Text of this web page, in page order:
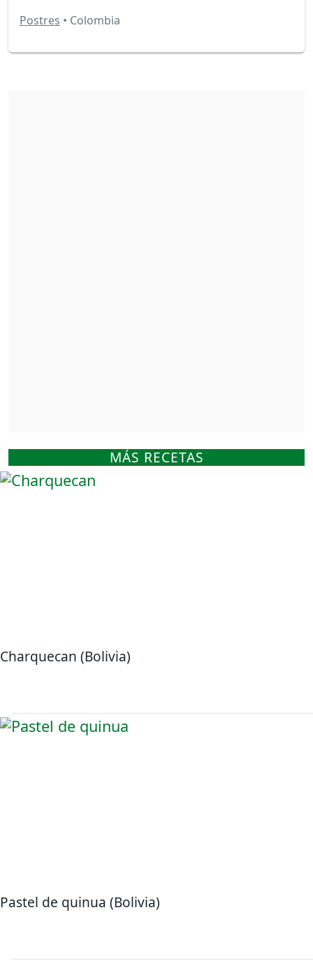
MÁS RECETAS
Charquecan (Bolivia)
Pastel de quinua (Bolivia)
Postres • Colombia